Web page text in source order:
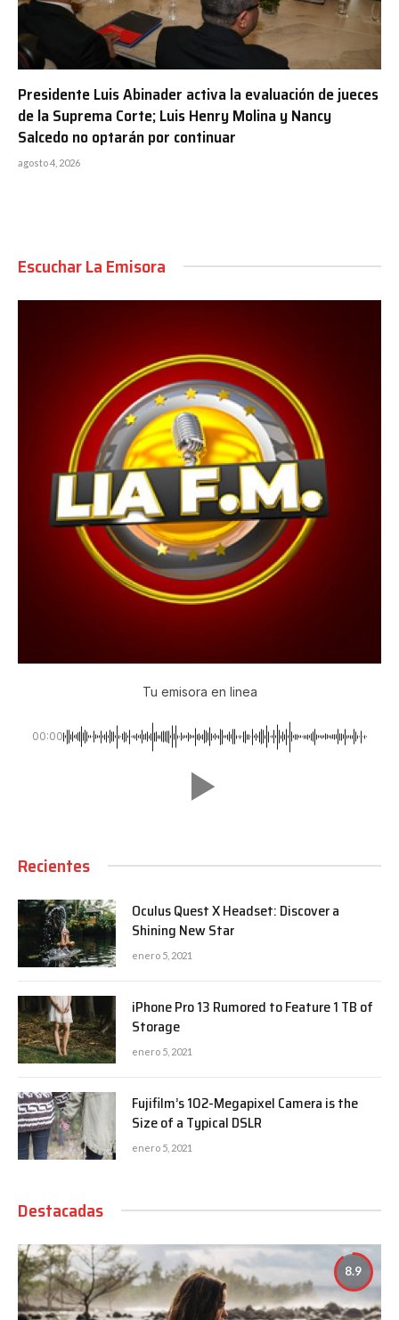
Presidente Luis Abinader activa la evaluación de jueces
de la Suprema Corte; Luis Henry Molina y Nancy
Salcedo no optarán por continuar
agosto 4, 2026
Escuchar La Emisora
Tu emisora en linea
00:00
Recientes
Oculus Quest X Headset: Discover a
Shining New Star
enero 5, 2021
iPhone Pro 13 Rumored to Feature 1 TB of
Storage
enero 5, 2021
Fujifilm’s 102-Megapixel Camera is the
Size of a Typical DSLR
enero 5, 2021
Destacadas
8.9